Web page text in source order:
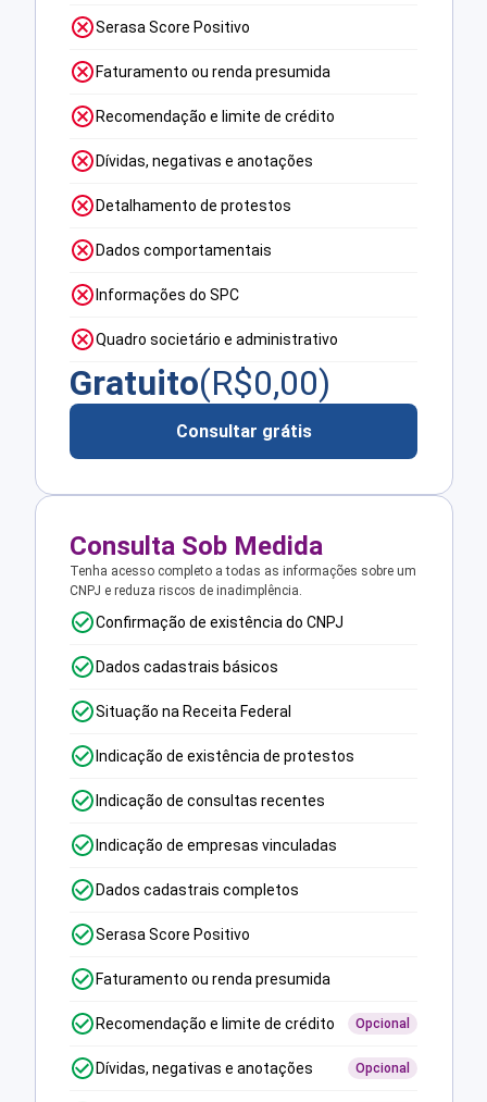
Serasa Score Positivo
Faturamento ou renda presumida
Recomendação e limite de crédito
Dívidas, negativas e anotações
Detalhamento de protestos
Dados comportamentais
Informações do SPC
Quadro societário e administrativo
Gratuito(R$0,00)
Consultar grátis
Consulta Sob Medida
Tenha acesso completo a todas as informações sobre um
CNPJ e reduza riscos de inadimplência.
Confirmação de existência do CNPJ
Dados cadastrais básicos
Situação na Receita Federal
Indicação de existência de protestos
Indicação de consultas recentes
Indicação de empresas vinculadas
Dados cadastrais completos
Serasa Score Positivo
Faturamento ou renda presumida
Recomendação e limite de crédito Opcional
Dívidas, negativas e anotações Opcional